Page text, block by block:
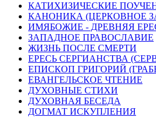
КАТИХИЗИЧЕСКИЕ
КАНОНИКА (ЦЕРКОВНОЕ
ИМЯБОЖИЕ - ДРЕВНЯЯ
ЗАПАДНОЕ ПРАВОСЛАВИЕ
ЖИЗНЬ ПОСЛЕ СМЕРТИ
ЕРЕСЬ СЕРГИАНСТВА
ЕПИСКОП ГРИГОРИЙ
ЕВАНГЕЛЬСКОЕ ЧТЕНИЕ
ДУХОВНЫЕ СТИХИ
ДУХОВНАЯ БЕСЕДА
ДОГМАТ ИСКУПЛЕНИЯ